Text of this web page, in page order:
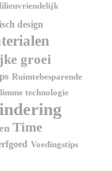
design
groei
Ruimtebesparende
technologie
Time
Voedingstips